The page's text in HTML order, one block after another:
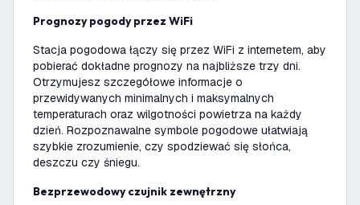
Prognozy pogody przez WiFi
Stacja pogodowa łączy się przez WiFi z internetem, aby
pobierać dokładne prognozy na najbliższe trzy dni.
Otrzymujesz szczegółowe informacje o
przewidywanych minimalnych i maksymalnych
temperaturach oraz wilgotności powietrza na każdy
dzień. Rozpoznawalne symbole pogodowe ułatwiają
szybkie zrozumienie, czy spodziewać się słońca,
deszczu czy śniegu.
Bezprzewodowy czujnik zewnętrzny